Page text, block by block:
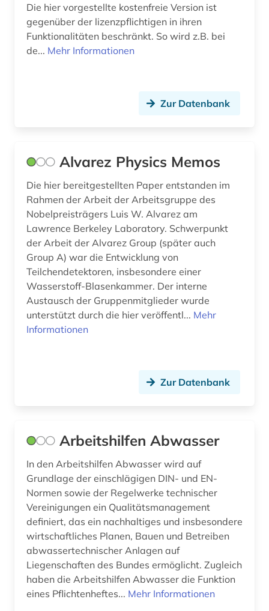
energieeinsparung (1)
energieerzeugung (1)
energietechnik (1)
energieversorgung (2)
energiewende (1)
energiewirtschaft (1)
entwicklung (2)
entwicklungshilfe (1)
entwicklungsländer (3)
epidemie (1)
eskimo (1)
essay (1)
eth zürich (1)
ethnologie (1)
eu (1)
Die hier vorgestellte kostenfreie Version ist
gegenüber der lizenzpflichtigen in ihren
Funktionalitäten beschränkt. So wird z.B. bei
de... Mehr Informationen
Zur Datenbank
Alvarez Physics Memos
Die hier bereitgestellten Paper entstanden im
Rahmen der Arbeit der Arbeitsgruppe des
Nobelpreisträgers Luis W. Alvarez am
Lawrence Berkeley Laboratory. Schwerpunkt
der Arbeit der Alvarez Group (später auch
Group A) war die Entwicklung von
Teilchendetektoren, insbesondere einer
Wasserstoff-Blasenkammer. Der interne
Austausch der Gruppenmitglieder wurde
unterstützt durch die hier veröffentl... Mehr
Informationen
Zur Datenbank
Arbeitshilfen Abwasser
In den Arbeitshilfen Abwasser wird auf
Grundlage der einschlägigen DIN- und EN-
Normen sowie der Regelwerke technischer
Vereinigungen ein Qualitätsmanagement
definiert, das ein nachhaltiges und insbesondere
wirtschaftliches Planen, Bauen und Betreiben
abwassertechnischer Anlagen auf
Liegenschaften des Bundes ermöglicht. Zugleich
haben die Arbeitshilfen Abwasser die Funktion
eines Pflichtenheftes... Mehr Informationen